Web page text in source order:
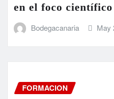
en el foco
Bodegacanaria May
FORMACION